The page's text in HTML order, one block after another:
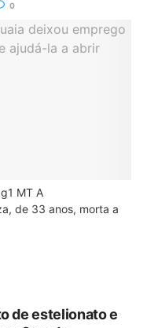
0
MT A
de 33 anos, morta a
de estelionato e